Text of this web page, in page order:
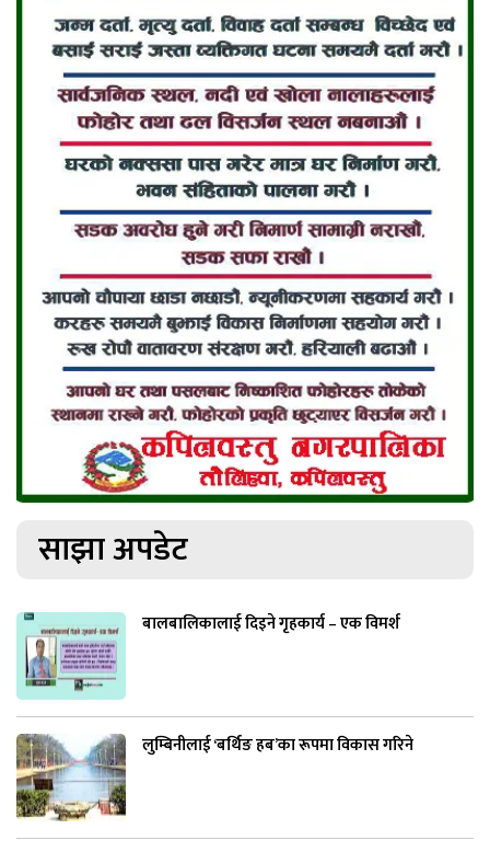
साझा अपडेट
बालबालिकालाई दिइने गृहकार्य – एक विमर्श
लुम्बिनीलाई ‘बर्थिङ हब’का रूपमा विकास गरिने